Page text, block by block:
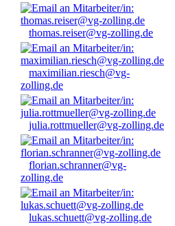
thomas.reiser@vg-zolling.de
maximilian.riesch@vg-
zolling.de
julia.rottmueller@vg-zolling.de
florian.schranner@vg-
zolling.de
lukas.schuett@vg-zolling.de